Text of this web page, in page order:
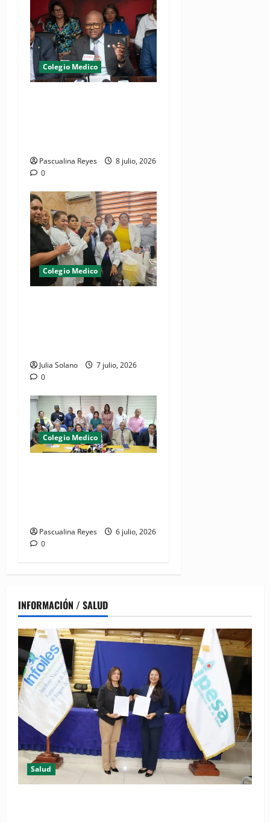
Colegio Medico
Pascualina Reyes
8 julio, 2026
0
Colegio Medico
Julia Solano
7 julio, 2026
0
Colegio Medico
Pascualina Reyes
6 julio, 2026
0
INFORMACIÓN / SALUD
Salud